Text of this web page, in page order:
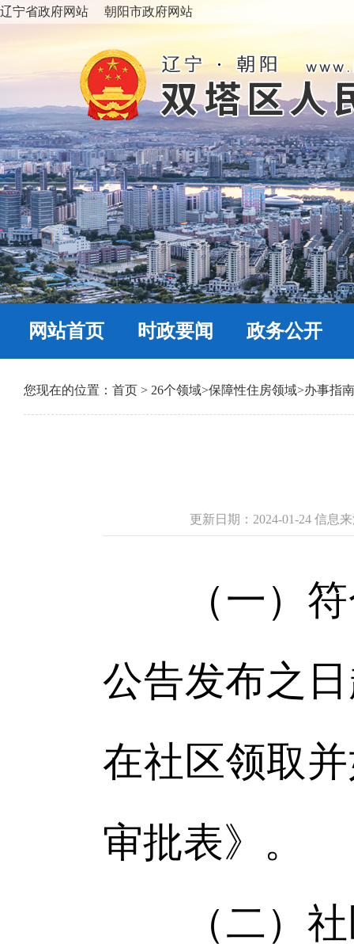
辽宁省政府网站 朝阳市政府网站
网站首页 时政要闻 政务公开
您现在的位置： 首页 > 26个领域>保障性住房领域>办事指南
更新日期：2024-01-24 信息
（一）符
公告发布之
在社区领取
审批表》。
（二）社